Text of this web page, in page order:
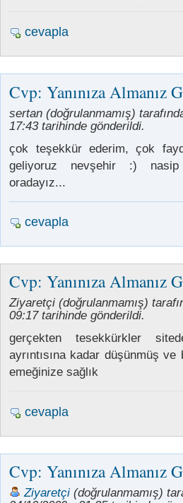
cevapla
Cvp: Yanınıza Almanız
sertan (doğrulanmamış)
17:43 tarihinde gönderildi.
çok teşekkür ederim, çok
geliyoruz nevşehir :)
oradayız...
cevapla
Cvp: Yanınıza Almanız
Ziyaretçi (doğrulanmamış)
09:17 tarihinde gönderildi.
gerçekten tesekkürkler
ayrıntısına kadar düşünmüş ve
emeğinize sağlık
cevapla
Cvp: Yanınıza Almanız
Ziyaretçi (doğrulanmamış)